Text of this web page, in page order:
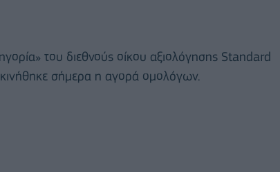
του διεθνούς οίκου αξιολόγησης Standard
σήμερα η αγορά ομολόγων.